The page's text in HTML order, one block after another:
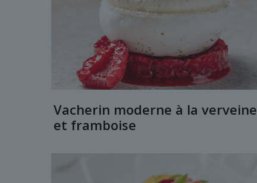
Vacherin moderne à la verveine
et framboise